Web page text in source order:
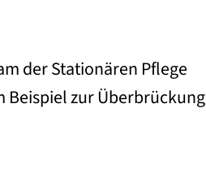
der Stationären Pflege
Beispiel zur Überbrückung